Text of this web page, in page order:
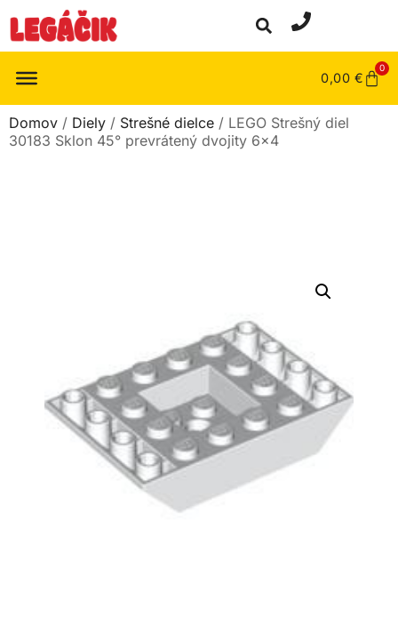
0,00 €
0
Domov / Diely / Strešné dielce / LEGO Strešný diel
30183 Sklon 45° prevrátený dvojity 6×4